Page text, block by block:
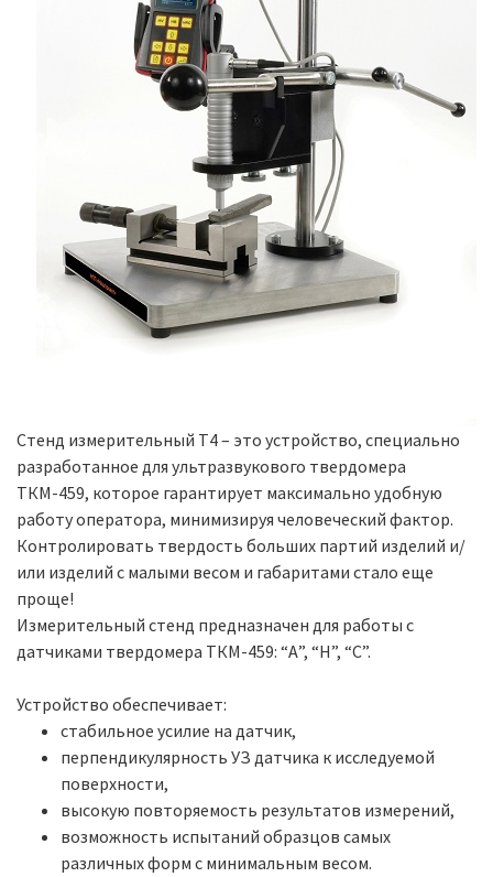
Стенд измерительный Т4 – это устройство, специально
разработанное для ультразвукового твердомера
ТКМ-459, которое гарантирует максимально удобную
работу оператора, минимизируя человеческий фактор.
Контролировать твердость больших партий изделий и/
или изделий с малыми весом и габаритами стало еще
проще!
Измерительный стенд предназначен для работы с
датчиками твердомера ТКМ-459: “А”, “H”, “C”.
Устройство обеспечивает:
стабильное усилие на датчик,
перпендикулярность УЗ датчика к исследуемой
поверхности,
высокую повторяемость результатов измерений,
возможность испытаний образцов самых
различных форм с минимальным весом.